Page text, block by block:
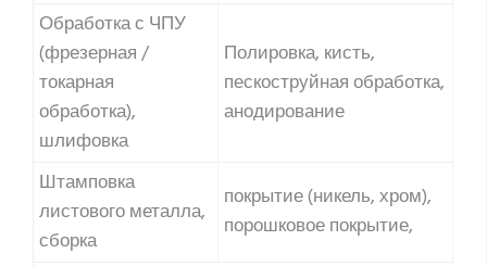
Обработка с ЧПУ
(фрезерная /
токарная
обработка),
шлифовка
Полировка, кисть,
пескоструйная обработка,
анодирование
Штамповка
листового металла,
сборка
покрытие (никель, хром),
порошковое покрытие,